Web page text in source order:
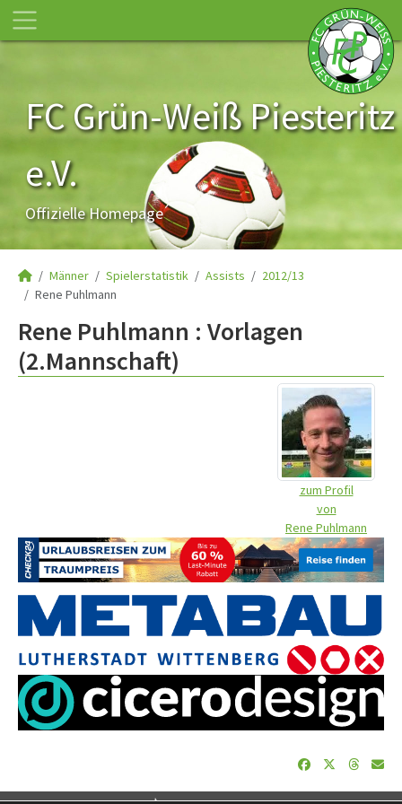
FC Grün-Weiß Piesteritz
e.V.
Offizielle Homepage
Männer Spielerstatistik Assists
2012/13
Rene Puhlmann
Rene Puhlmann : Vorlagen
(2.Mannschaft)
zum Profil
von
Rene Puhlmann